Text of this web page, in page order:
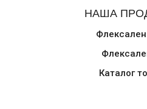
НАША
Каталог